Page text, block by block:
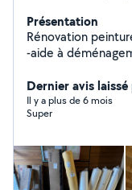
Présentation
Rénovation
-aide à
Dernier avis
Il y a plus de 6 mois
Super